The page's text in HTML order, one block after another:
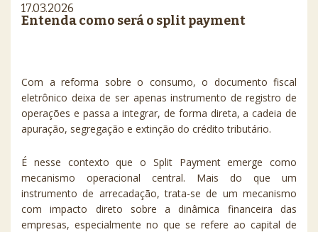
17.03.2026
Entenda como será o split payment
Com a reforma sobre o consumo, o documento fiscal
eletrônico deixa de ser apenas instrumento de registro de
operações e passa a integrar, de forma direta, a cadeia de
apuração, segregação e extinção do crédito tributário.
É nesse contexto que o Split Payment emerge como
mecanismo operacional central. Mais do que um
instrumento de arrecadação, trata-se de um mecanismo
com impacto direto sobre a dinâmica financeira das
empresas, especialmente no que se refere ao capital de